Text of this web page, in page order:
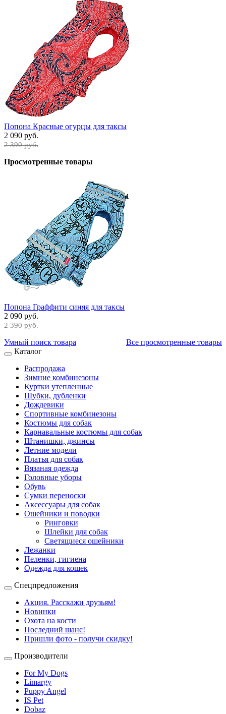
Попона Красные огурцы для таксы
2 090 руб.
2 390 руб.
Просмотренные товары
Попона Граффити синяя для таксы
2 090 руб.
2 390 руб.
Все просмотренные товары
Умный поиск товара
Каталог
Распродажа
Зимние комбинезоны
Куртки утепленные
Шубки, дубленки
Дождевики
Спортивные комбинезоны
Костюмы для собак
Карнавальные костюмы для собак
Штанишки, джинсы
Летние модели
Платья для собак
Вязаная одежда
Головные уборы
Обувь
Сумки переноски
Аксессуары для собак
Ошейники и поводки
Ринговки
Шлейки для собак
Светящиеся ошейники
Лежанки
Пеленки, гигиена
Одежда для кошек
Спецпредложения
Акция. Расскажи друзьям!
Новинки
Охота на кости
Последний шанс!
Пришли фото - получи скидку!
Производители
For My Dogs
Limargy
Puppy Angel
IS Pet
Dobaz